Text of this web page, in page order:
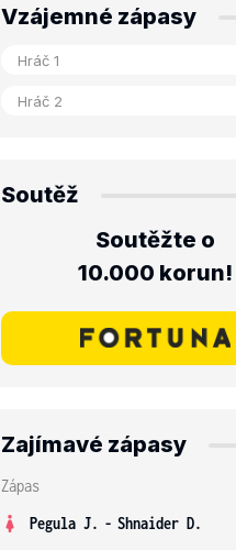
Vzájemné zápasy
Soutěž
Soutěžte o
10.000 korun!
Zajímavé zápasy
Zápas
Pegula J. - Shnaider D.